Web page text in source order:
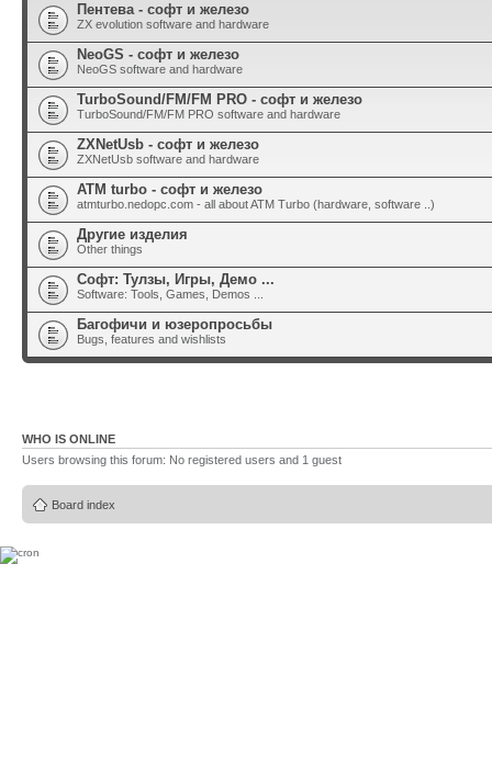
Пентева - софт и железо
ZX evolution software and hardware
NeoGS - софт и железо
NeoGS software and hardware
TurboSound/FM/FM PRO - софт и железо
TurboSound/FM/FM PRO software and hardware
ZXNetUsb - софт и железо
ZXNetUsb software and hardware
ATM turbo - софт и железо
atmturbo.nedopc.com - all about ATM Turbo (hardware, software ..)
Другие изделия
Other things
Софт: Тулзы, Игры, Демо ...
Software: Tools, Games, Demos ...
Багофичи и юзеропросьбы
Bugs, features and wishlists
WHO IS ONLINE
Users browsing this forum: No registered users and 1 guest
Board index